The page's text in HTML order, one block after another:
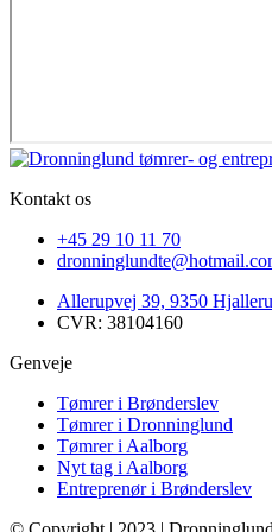
Kontakt os
+45 29 10 11 70
Allerupvej 39, 9350
CVR: 38104160
Genveje
Tømrer i Brønderslev
Tømrer i Dronninglund
Tømrer i Aalborg
Nyt tag i Aalborg
Entreprenør i Brønderslev